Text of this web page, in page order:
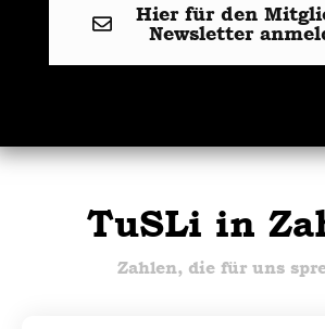
Hier für den
Newsletter
TuSLi in
Zahlen, die für uns